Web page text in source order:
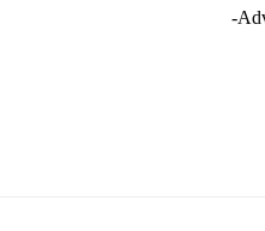
-